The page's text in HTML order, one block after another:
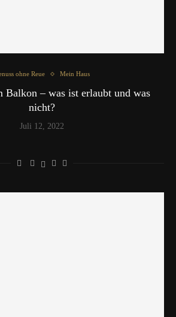
ohne Reue Mein Haus
Balkon – was ist erlaubt und was
nicht?
Juli 12, 2022